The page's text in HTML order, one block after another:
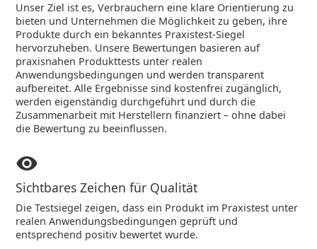
Unser Ziel ist es, Verbrauchern eine klare Orientierung zu
bieten und Unternehmen die Möglichkeit zu geben, ihre
Produkte durch ein bekanntes Praxistest-Siegel
hervorzuheben. Unsere Bewertungen basieren auf
praxisnahen Produkttests unter realen
Anwendungsbedingungen und werden transparent
aufbereitet. Alle Ergebnisse sind kostenfrei zugänglich,
werden eigenständig durchgeführt und durch die
Zusammenarbeit mit Herstellern finanziert – ohne dabei
die Bewertung zu beeinflussen.
Sichtbares Zeichen für Qualität
Die Testsiegel zeigen, dass ein Produkt im Praxistest unter
realen Anwendungsbedingungen geprüft und
entsprechend positiv bewertet wurde.